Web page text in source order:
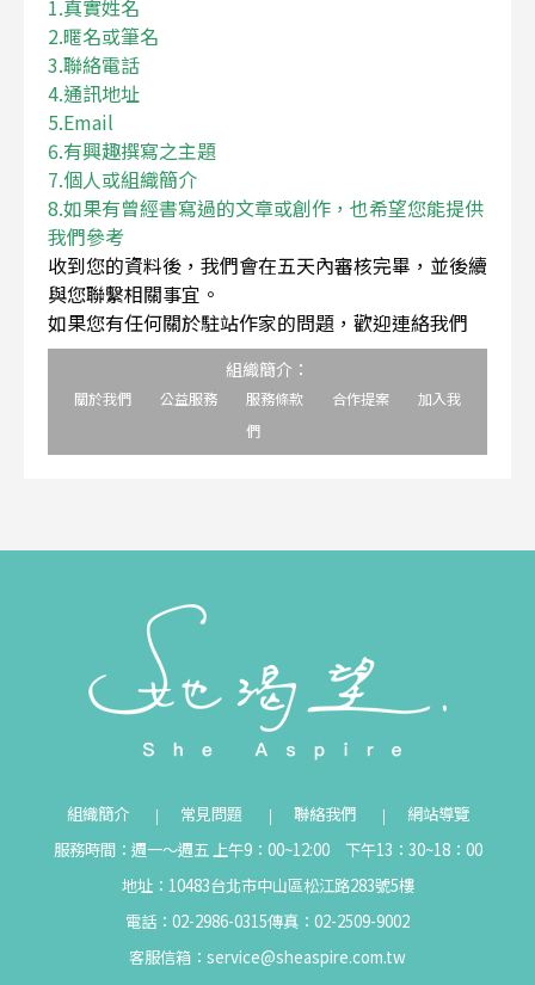
1.真實姓名
2.暱名或筆名
3.聯絡電話
4.通訊地址
5.Email
6.有興趣撰寫之主題
7.個人或組織簡介
8.如果有曾經書寫過的文章或創作，也希望您能提供
我們參考
收到您的資料後，我們會在五天內審核完畢，並後續
與您聯繫相關事宜。
如果您有任何關於駐站作家的問題，歡迎連絡我們
組織簡介：
關於我們 公益服務 服務條款 合作提案
加入我
們
組織簡介 常見問題 聯絡我們
網站導覽
服務時間：週一～週五 上午9：00~12:00 下午13：30~18：00
地址：10483台北市中山區松江路283號5樓
電話：02-2986-0315傳真：02-2509-9002
客服信箱： service@sheaspire.com.tw